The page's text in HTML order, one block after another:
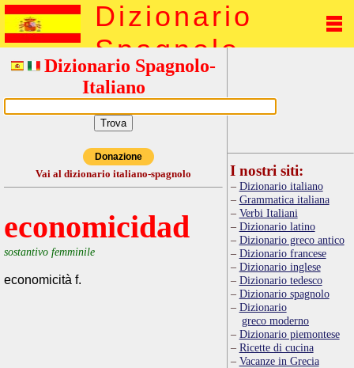
Dizionario
Spagnolo
Dizionario Spagnolo-
Italiano
Donazione
Vai al dizionario italiano-spagnolo
economicidad
sostantivo femminile
economicità f.
I nostri siti:
Dizionario italiano
Grammatica italiana
Verbi Italiani
Dizionario latino
Dizionario greco antico
Dizionario francese
Dizionario inglese
Dizionario tedesco
Dizionario spagnolo
Dizionario
greco moderno
Dizionario piemontese
Ricette di cucina
Vacanze in Grecia